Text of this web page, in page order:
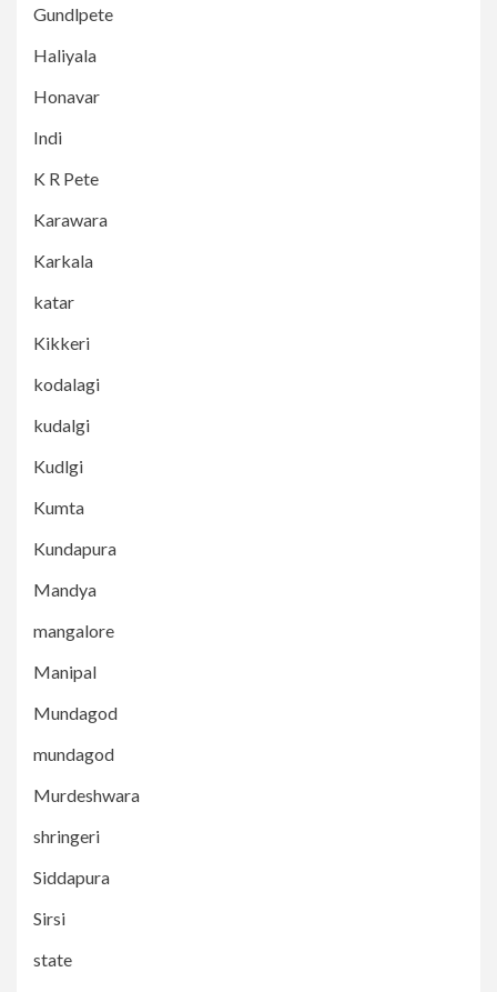
Gundlpete
Haliyala
Honavar
Indi
K R Pete
Karawara
Karkala
katar
Kikkeri
kodalagi
kudalgi
Kudlgi
Kumta
Kundapura
Mandya
mangalore
Manipal
Mundagod
mundagod
Murdeshwara
shringeri
Siddapura
Sirsi
state